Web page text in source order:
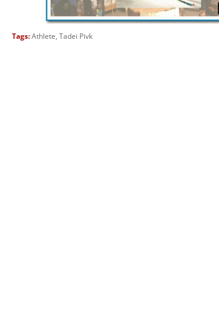
Tags: Athlete, Tadei Pivk